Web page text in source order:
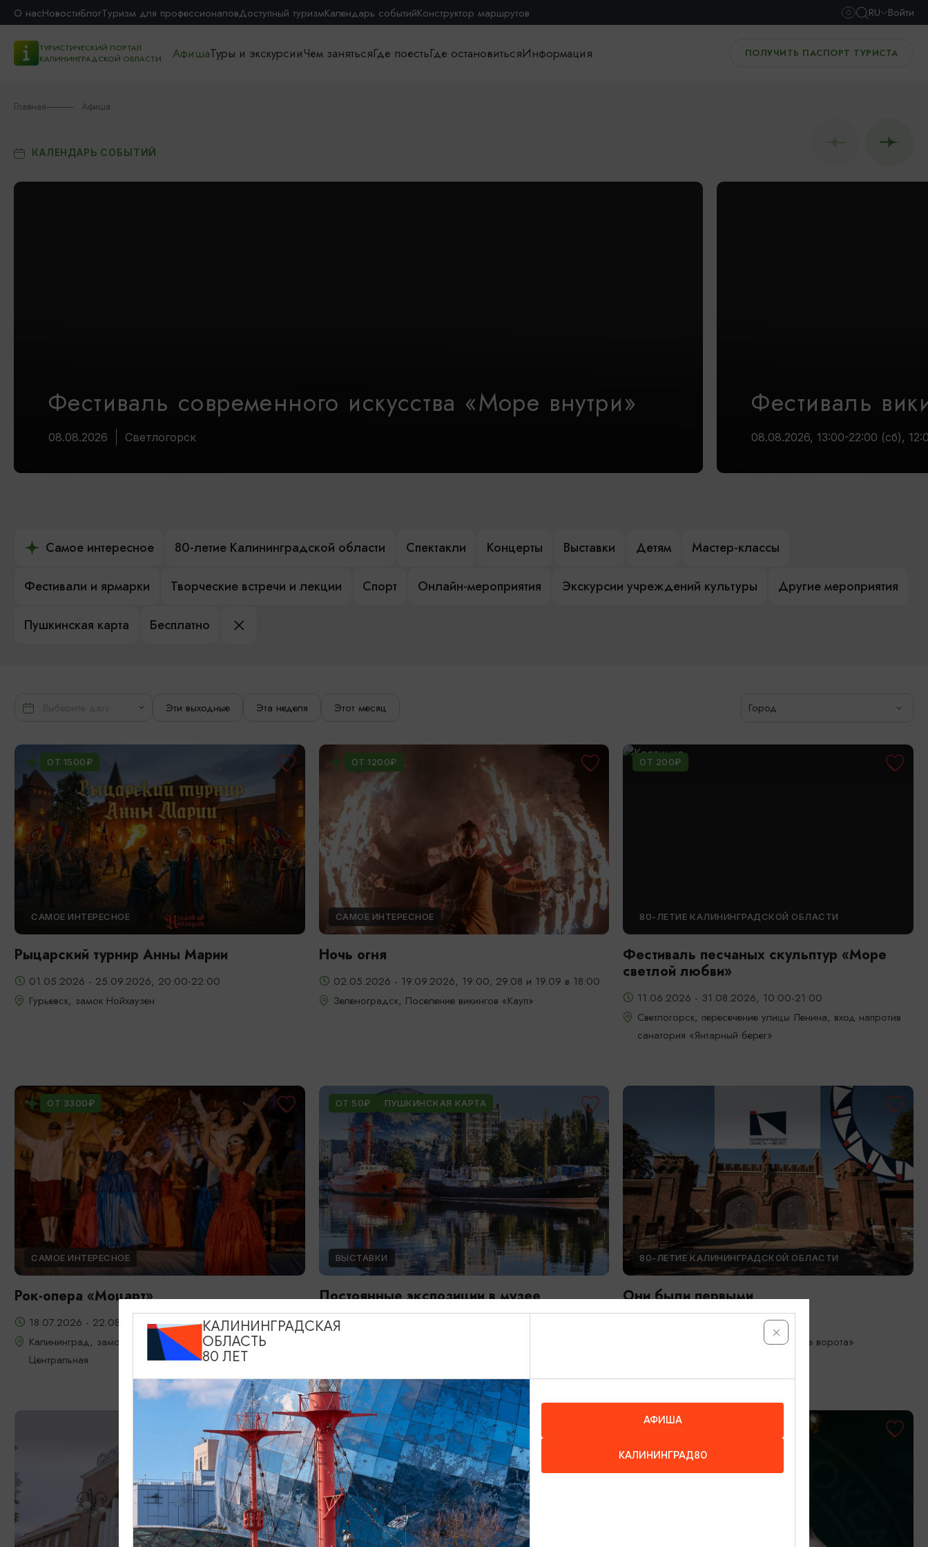
О насНовостиБлогТуризм для профессионаловДоступный туризмКалендарь событийКонструктор маршрутов RU Войти
ТУРИСТИЧЕСКИЙ ПОРТАЛ
КАЛИНИНГРАДСКОЙ ОБЛАСТИ
АфишаТуры и экскурсииЧем занятьсяГде поестьГде остановитьсяИнформация ПОЛУЧИТЬ ПАСПОРТ ТУРИСТА
Главная Афиша
КАЛЕНДАРЬ СОБЫТИЙ
Фестиваль современного искусства «Море внутри»
08.08.2026 Светлогорск
Фестиваль
08.08.2026, 13:00-22:00 (сб),
Самое интересное 80-летие Калининградской области Спектакли Концерты Выставки Детям Мастер-классы
Фестивали и ярмарки Творческие встречи и лекции Спорт Онлайн-мероприятия Экскурсии учреждений культуры Другие мероприятия
Пушкинская карта Бесплатно
Эти выходные Эта неделя Этот месяц Город
ОТ 1500₽
САМОЕ ИНТЕРЕСНОЕ
Рыцарский турнир Анны Марии
01.05.2026 - 25.09.2026, 20:00-22:00
Гурьевск, замок Нойхаузен
ОТ 1200₽
САМОЕ ИНТЕРЕСНОЕ
Ночь огня
02.05.2026 - 19.09.2026, 19:00; 29.08 и 19.09 в 18:00
Зеленоградск, Поселение викингов «Кауп»
ОТ 200₽
80-ЛЕТИЕ КАЛИНИНГРАДСКОЙ ОБЛАСТИ
Фестиваль песчаных скульптур «Море
светлой любви»
11.06.2026 - 31.08.2026, 10:00-21:00
Светлогорск, пересечение улицы Ленина, вход напротив
санатория «Янтарный берег»
ОТ 3300₽
САМОЕ ИНТЕРЕСНОЕ
Рок-опера «Моцарт»
18.07.2026 - 22.08.2026, 18:00, 7.08 и 22.08 в 17:00
Калининград, замок Шаакен, пос. Некрасово, ул.
Центральная
ОТ 50₽ ПУШКИНСКАЯ КАРТА
ВЫСТАВКИ
Постоянные экспозиции в музее
Мирового океана
80-ЛЕТИЕ КАЛИНИНГРАДСКОЙ ОБЛАСТИ
Они были первыми
Калининград, Музей «Фридландские ворота»
КАЛИНИНГРАДСКАЯ
ОБЛАСТЬ
80 ЛЕТ
АФИША
КАЛИНИНГРАД80